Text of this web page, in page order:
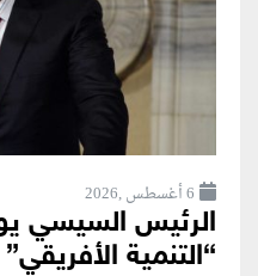
6 أغسطس ,2026
الرئيس السيسي
“التنمية الأفريقي”